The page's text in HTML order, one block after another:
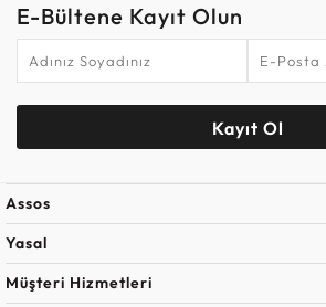
E-Bültene Kayıt Olun
Kayıt Ol
Assos
Yasal
Müşteri Hizmetleri